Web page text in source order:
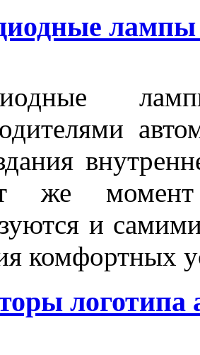
же момент
и
комфортных
логотипа